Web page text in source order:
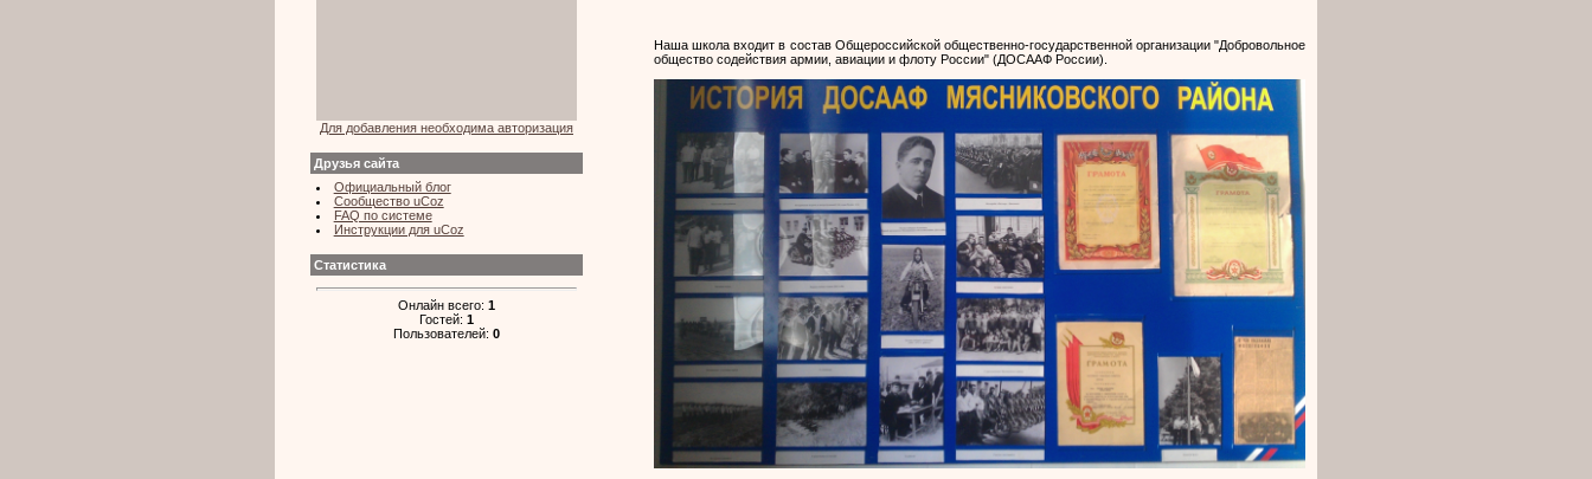
Для добавления необходима авторизация
Друзья сайта
Официальный блог
Сообщество uCoz
FAQ по системе
Инструкции для uCoz
Статистика
Онлайн всего: 1
Гостей: 1
Пользователей: 0
Наша школа входит в состав Общероссийской общественно-государственной организации "Добровольное
общество содействия армии, авиации и флоту России" (ДОСААФ России).